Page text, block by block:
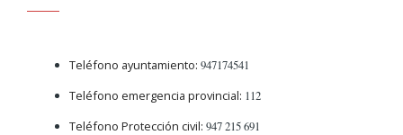
Teléfono ayuntamiento: 947174541
Teléfono emergencia provincial: 112
Teléfono Protección civil: 947 215 691